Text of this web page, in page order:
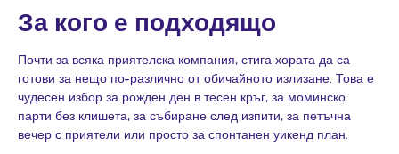
За кого е подходящо
Почти за всяка приятелска компания, стига хората да са
готови за нещо по-различно от обичайното излизане. Това е
чудесен избор за рожден ден в тесен кръг, за моминско
парти без клишета, за събиране след изпити, за петъчна
вечер с приятели или просто за спонтанен уикенд план.